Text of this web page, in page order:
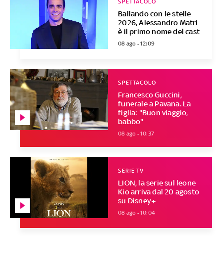
Ballando con le stelle
2026, Alessandro Matri
è il primo nome del cast
SPETTACOLO
08 ago - 12:09
Francesco Guccini,
funerale a Pavana. La
figlia: "Buon viaggio,
babbo"
SPETTACOLO
08 ago - 10:37
LION, la serie sul leone
Kio arriva dal 20 agosto
su Disney+
SERIE TV
08 ago - 10:04